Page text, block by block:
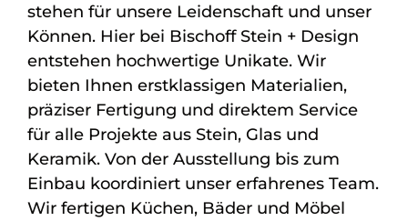
stehen für unsere Leidenschaft und unser
Können. Hier bei Bischoff Stein + Design
entstehen hochwertige Unikate. Wir
bieten Ihnen erstklassigen Materialien,
präziser Fertigung und direktem Service
für alle Projekte aus Stein, Glas und
Keramik. Von der Ausstellung bis zum
Einbau koordiniert unser erfahrenes Team.
Wir fertigen Küchen, Bäder und Möbel